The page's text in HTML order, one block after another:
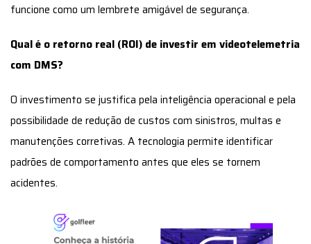
funcione como um lembrete amigável de segurança.
Qual é o retorno real (ROI) de investir em videotelemetria
com DMS?
O investimento se justifica pela inteligência operacional e pela
possibilidade de redução de custos com sinistros, multas e
manutenções corretivas. A tecnologia permite identificar
padrões de comportamento antes que eles se tornem
acidentes.